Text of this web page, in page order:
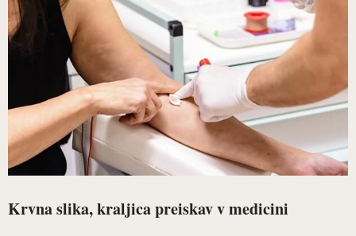
Krvna slika, kraljica preiskav v medicini